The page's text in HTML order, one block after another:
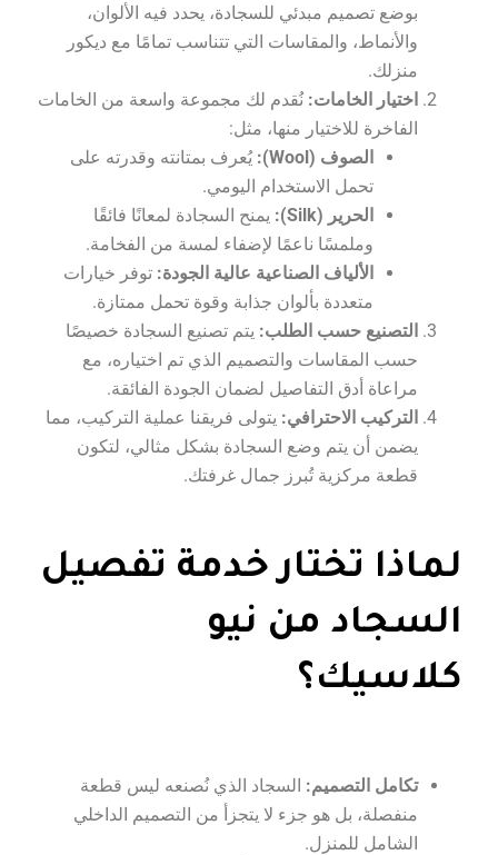
بوضع تصميم مبدئي للسجادة، يحدد فيه الألوان،
والأنماط، والمقاسات التي تتناسب تمامًا مع ديكور
منزلك.
اختيار الخامات: نُقدم لك مجموعة واسعة من الخامات
الفاخرة للاختيار منها، مثل:
الصوف (Wool):
يُعرف بمتانته وقدرته على
تحمل الاستخدام اليومي.
الحرير (Silk):
يمنح السجادة لمعانًا فائقًا
وملمسًا ناعمًا لإضفاء لمسة من الفخامة.
الألياف الصناعية عالية الجودة: توفر خيارات
متعددة بألوان جذابة وقوة تحمل ممتازة.
التصنيع حسب الطلب: يتم تصنيع السجادة خصيصًا
حسب المقاسات والتصميم الذي تم اختياره، مع
مراعاة أدق التفاصيل لضمان الجودة الفائقة.
التركيب الاحترافي: يتولى فريقنا عملية التركيب، مما
يضمن أن يتم وضع السجادة بشكل مثالي، لتكون
قطعة مركزية تُبرز جمال غرفتك.
لماذا تختار خدمة تفصيل
السجاد من نيو
كلاسيك؟
تكامل التصميم: السجاد الذي نُصنعه ليس قطعة
منفصلة، بل هو جزء لا يتجزأ من التصميم الداخلي
الشامل للمنزل.